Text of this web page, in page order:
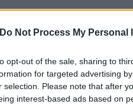
Do Not Process My Personal
opt-out of the sale, sharing to
for targeted advertising
selection. Please note that after
interest-based ads based on